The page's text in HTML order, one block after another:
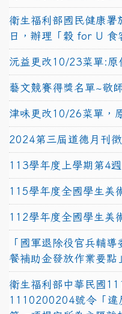
衛生福利部國民健康
日，辦理「穀 for U 食
沅益更改10/23菜單:原
藝文競賽得獎名單~敬
津味更改10/26菜單，
2024第三屆道德月刊
113學年度上學期第4
115學年度全國學生美
112學年度全國學生美
「國軍退除役官兵輔
餐補助金發放作業要點
衛生福利部中華民國
1110200204號令「違